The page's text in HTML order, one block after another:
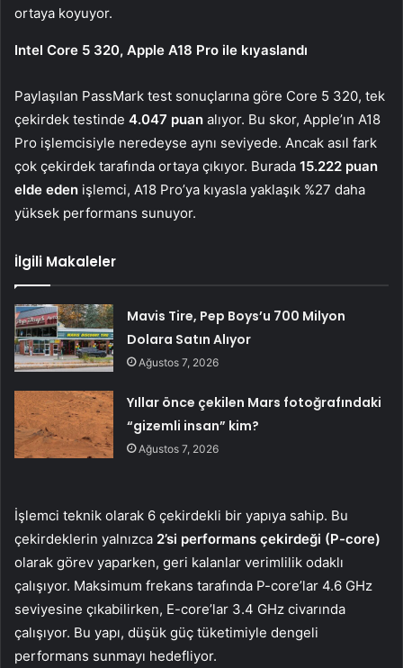
ortaya koyuyor.
Intel Core 5 320, Apple A18 Pro ile kıyaslandı
Paylaşılan PassMark test sonuçlarına göre Core 5 320, tek
çekirdek testinde 4.047 puan alıyor. Bu skor, Apple’ın A18
Pro işlemcisiyle neredeyse aynı seviyede. Ancak asıl fark
çok çekirdek tarafında ortaya çıkıyor. Burada 15.222 puan
elde eden işlemci, A18 Pro’ya kıyasla yaklaşık %27 daha
yüksek performans sunuyor.
İlgili Makaleler
Mavis Tire, Pep Boys’u 700 Milyon
Dolara Satın Alıyor
Ağustos 7, 2026
Yıllar önce çekilen Mars fotoğrafındaki
“gizemli insan” kim?
Ağustos 7, 2026
İşlemci teknik olarak 6 çekirdekli bir yapıya sahip. Bu
çekirdeklerin yalnızca 2’si performans çekirdeği (P-core)
olarak görev yaparken, geri kalanlar verimlilik odaklı
çalışıyor. Maksimum frekans tarafında P-core’lar 4.6 GHz
seviyesine çıkabilirken, E-core’lar 3.4 GHz civarında
çalışıyor. Bu yapı, düşük güç tüketimiyle dengeli
performans sunmayı hedefliyor.